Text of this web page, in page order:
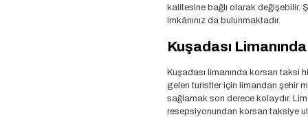
kalitesine bağlı olarak değişebilir.
imkânınız da bulunmaktadır.
Kuşadası
Kuşadası limanında korsan taksi
gelen turistler için limandan şehir
sağlamak son derece kolaydır.
resepsiyonundan korsan taksiye